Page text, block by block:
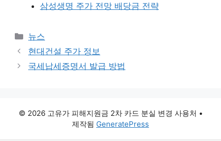
삼성생명 주가 전망 배당금 전략
카
테
리
뉴스
현대건설 주가 정보
국세납세증명서 발급 방법
© 2026 고유가 피해지원금 2차 카드 분실 변경 사용처 •
제작됨 GeneratePress